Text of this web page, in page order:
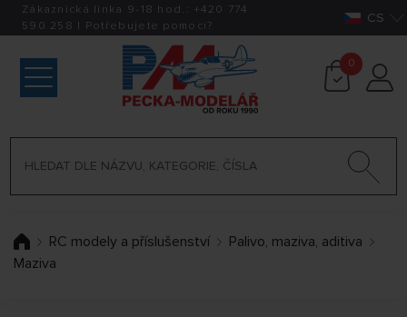
Zákaznická linka 9-18 hod.: +420 774
590 258 | Potřebujete pomoci? CS
0
RC modely a příslušenství
Palivo, maziva, aditiva
Maziva